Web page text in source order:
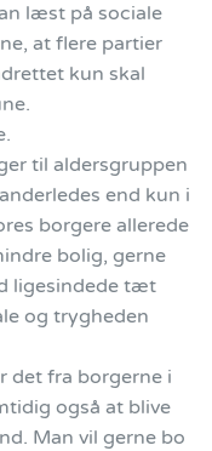
læst på sociale
at flere partier
kun skal
til aldersgruppen
end kun i
borgere allerede
bolig, gerne
ligesindede tæt
og trygheden
det fra borgerne i
også at blive
Man vil gerne bo